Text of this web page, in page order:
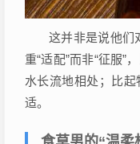
这并非是说他们
重“适配”而非“征服”
水长流地相处；比
适。